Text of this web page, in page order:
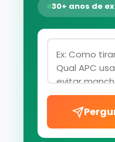
30+ anos de